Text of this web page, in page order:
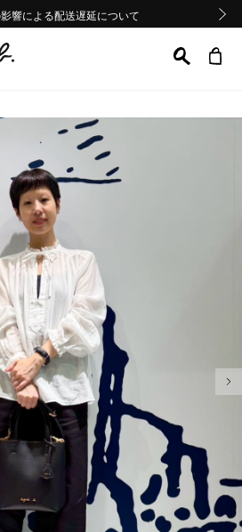
影響による配送遅延について
Sale 2buy10%OFF!!
響による配送遅延について
影響による配送遅延について
Sale 2buy10%OFF!!